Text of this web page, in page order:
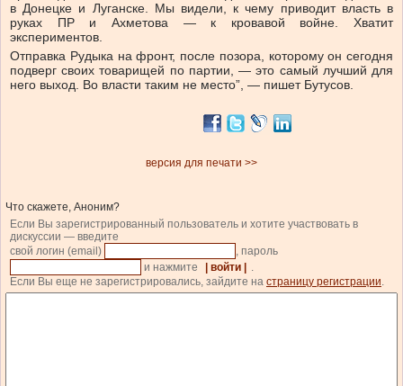
в Донецке и Луганске. Мы видели, к чему приводит власть в
руках ПР и Ахметова — к кровавой войне. Хватит
экспериментов.
Отправка Рудыка на фронт, после позора, которому он сегодня
подверг своих товарищей по партии, — это самый лучший для
него выход. Во власти таким не место”, — пишет Бутусов.
версия для печати >>
Что скажете, Аноним?
Если Вы зарегистрированный пользователь и хотите участвовать в
дискуссии — введите
свой логин (email)
, пароль
и нажмите
| войти |
.
Если Вы еще не зарегистрировались, зайдите на страницу регистрации.